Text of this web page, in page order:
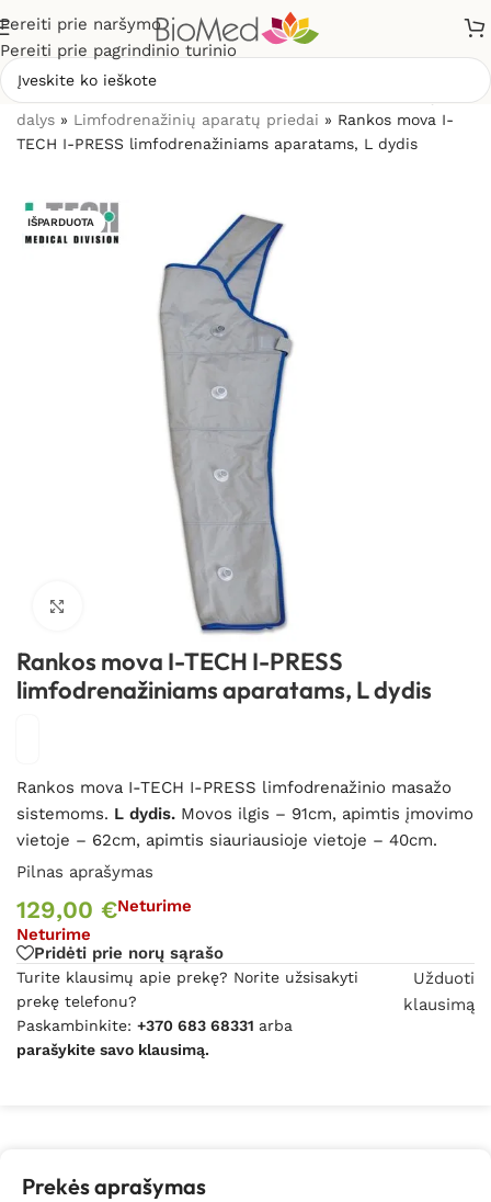
Pereiti prie naršymo
Pereiti prie pagrindinio turinio
dalys » Limfodrenažinių aparatų priedai » Rankos mova I-
TECH I-PRESS limfodrenažiniams aparatams, L dydis
IŠPARDUOTA
Spustelėkite, kad padidintumėte
Rankos mova I-TECH I-PRESS
limfodrenažiniams aparatams, L dydis
Rankos mova I-TECH I-PRESS limfodrenažinio masažo
sistemoms. L dydis. Movos ilgis – 91cm, apimtis įmovimo
vietoje – 62cm, apimtis siauriausioje vietoje – 40cm.
Pilnas aprašymas
129,00 €Neturime
Neturime
Pridėti prie norų sąrašo
Turite klausimų apie prekę? Norite užsisakyti
prekę telefonu?
Paskambinkite: +370 683 68331 arba
parašykite savo klausimą.
Užduoti
klausimą
Prekės aprašymas